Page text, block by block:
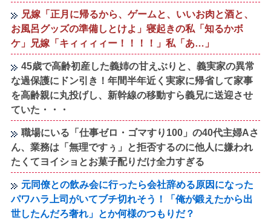
兄嫁「正月に帰るから、ゲームと、いいお肉と酒と、
お風呂グッズの準備しとけよ」寝起きの私「知るかボ
ケ」兄嫁「キィィィィー！！！！」私「あ…」
45歳で高齢初産した義姉の甘えぶりと、義実家の異常
な過保護にドン引き！年間半年近く実家に帰省して家事
を高齢親に丸投げし、新幹線の移動すら義兄に送迎させ
ていた・・・
職場にいる「仕事ゼロ・ゴマすり100」の40代主婦Aさ
ん、業務は「無理ですぅ」と拒否するのに他人に嫌われ
たくてヨイショとお菓子配りだけ全力すぎる
元同僚との飲み会に行ったら会社辞める原因になった
パワハラ上司がいてブチ切れそう！「俺が鍛えたから出
世したんだろ奢れ」とか何様のつもりだ？